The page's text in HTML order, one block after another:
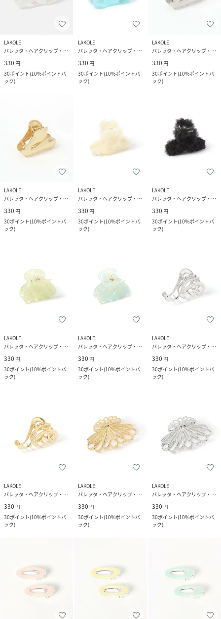
LAKOLE
バレッタ・ヘアクリップ・ヘアピン
330 円
30ポイント(10%ポイントバ
ック)
LAKOLE
バレッタ・ヘアクリップ・ヘアピン
330 円
30ポイント(10%ポイントバ
ック)
LAKOLE
バレッタ・ヘアクリップ・ヘアピン
330 円
30ポイント(10%ポイントバ
ック)
LAKOLE
バレッタ・ヘアクリップ・ヘアピン
330 円
30ポイント(10%ポイントバ
ック)
LAKOLE
バレッタ・ヘアクリップ・ヘアピン
330 円
30ポイント(10%ポイントバ
ック)
LAKOLE
バレッタ・ヘアクリップ・ヘアピン
330 円
30ポイント(10%ポイントバ
ック)
LAKOLE
バレッタ・ヘアクリップ・ヘアピン
330 円
30ポイント(10%ポイントバ
ック)
LAKOLE
バレッタ・ヘアクリップ・ヘアピン
330 円
30ポイント(10%ポイントバ
ック)
LAKOLE
バレッタ・ヘアクリップ・ヘアピン
330 円
30ポイント(10%ポイントバ
ック)
LAKOLE
バレッタ・ヘアクリップ・ヘアピン
330 円
30ポイント(10%ポイントバ
ック)
LAKOLE
バレッタ・ヘアクリップ・ヘアピン
330 円
30ポイント(10%ポイントバ
ック)
LAKOLE
バレッタ・ヘアクリップ・ヘアピン
330 円
30ポイント(10%ポイントバ
ック)